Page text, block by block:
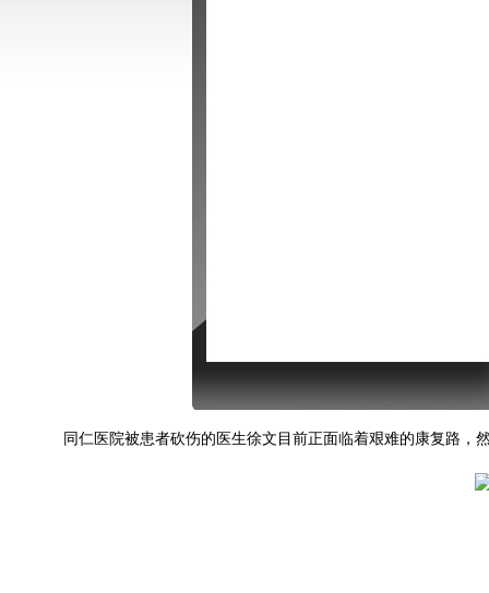
同仁医院被患者砍伤的医生徐文目前正面临着艰难的康复路，